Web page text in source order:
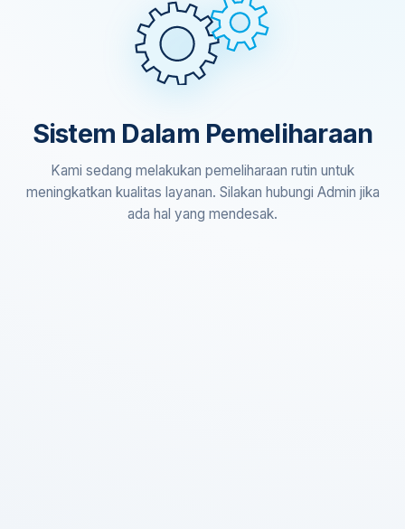
Sistem Dalam Pemeliharaan
Kami sedang melakukan pemeliharaan rutin untuk
meningkatkan kualitas layanan. Silakan hubungi Admin jika
ada hal yang mendesak.